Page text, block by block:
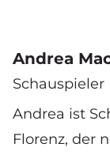
Andrea
Schauspieler
Andrea ist
Florenz, der